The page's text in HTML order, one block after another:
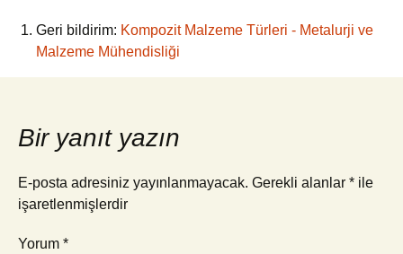
Geri bildirim: Kompozit Malzeme Türleri - Metalurji ve
Malzeme Mühendisliği
Bir yanıt yazın
E-posta adresiniz yayınlanmayacak. Gerekli alanlar * ile
işaretlenmişlerdir
Yorum *